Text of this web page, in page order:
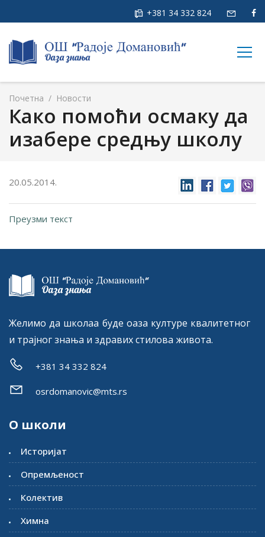
+381 34 332 824
Почетна / Новости
Како помоћи осмаку да
изабере средњу школу
20.05.2014.
Преузми текст
Желимо да школаа буде оаза културе квалитетног
и трајног знања и здравих стилова живота.
+381 34 332 824
osrdomanovic@mts.rs
О школи
Историјат
Опремљеност
Колектив
Химна